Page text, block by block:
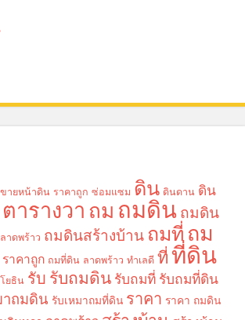
ขายหน้าดิน ราคาถูก ซ่อมแซม ดิน ดินดาน ดิน
ตารางวา ถม ถมดิน ถมดิน
าดพร้าว ถมดินสร้างบ้าน ถมที่ถม
าคาถูก ถมที่ดิน ลาดพร้าว ทำเลดี ที่ ที่ดิน
ยธิน รับ รับถมดิน รับถมที่ รับถมที่ดิน
าถมดิน รับเหมาถมที่ดิน ราคา ราคา ถมดิน